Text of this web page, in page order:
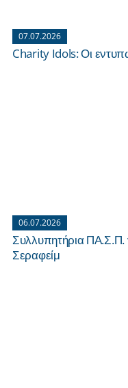
07.07.2026
Charity Idols: Οι
06.07.2026
Συλλυπητήρια ΠΑ.Σ.Π.
Σεραφείμ